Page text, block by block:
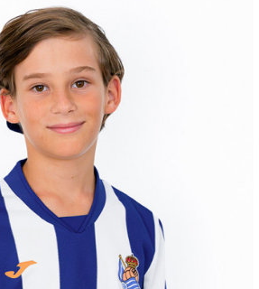
HERRERA
12